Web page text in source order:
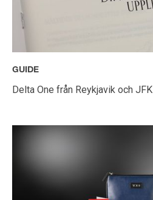
GUIDE
Delta One från Reykjavik och JFK